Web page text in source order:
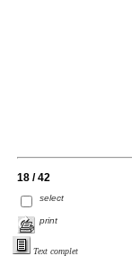
18 / 42
select
print
Text complet